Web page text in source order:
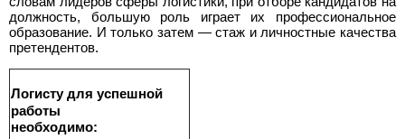
должность, большую роль играет их профессиональное
образование. И только затем — стаж и личностные качества
претендентов.
Логисту для успешной
работы
необходимо: